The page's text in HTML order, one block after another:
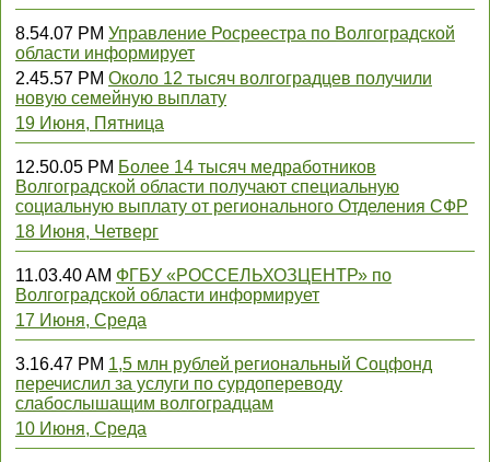
8.54.07 PM Управление Росреестра по Волгоградской
области информирует
2.45.57 PM Около 12 тысяч волгоградцев получили
новую семейную выплату
19 Июня, Пятница
12.50.05 PM Более 14 тысяч медработников
Волгоградской области получают специальную
социальную выплату от регионального Отделения СФР
18 Июня, Четверг
11.03.40 AM ФГБУ «РОССЕЛЬХОЗЦЕНТР» по
Волгоградской области информирует
17 Июня, Среда
3.16.47 PM 1,5 млн рублей региональный Соцфонд
перечислил за услуги по сурдопереводу
слабослышащим волгоградцам
10 Июня, Среда